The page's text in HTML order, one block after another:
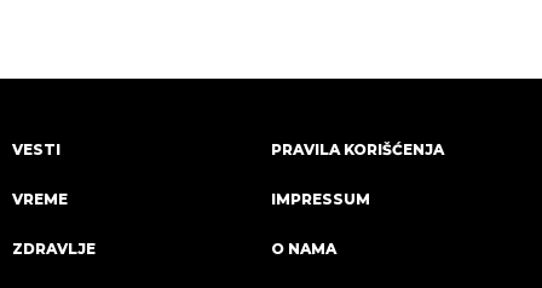
VESTI
VREME
ZDRAVLJE
PRAVILA KORIŠĆENJA
IMPRESSUM
O NAMA